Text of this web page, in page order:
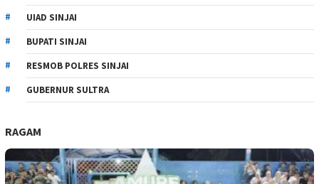
UIAD SINJAI
BUPATI SINJAI
RESMOB POLRES SINJAI
GUBERNUR SULTRA
RAGAM